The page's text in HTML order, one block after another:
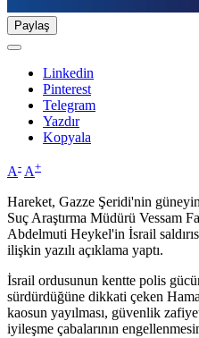
Paylaş
Linkedin
Pinterest
Telegram
Yazdır
Kopyala
A- A+
Hareket, Gazze Şeridi'nin
Suç Araştırma Müdürü Vessam
Abdelmuti Heykel'in İsrail
ilişkin yazılı açıklama yaptı.
İsrail ordusunun kentte polis
sürdürdüğüne dikkati çeken
kaosun yayılması, güvenlik
iyileşme çabalarının